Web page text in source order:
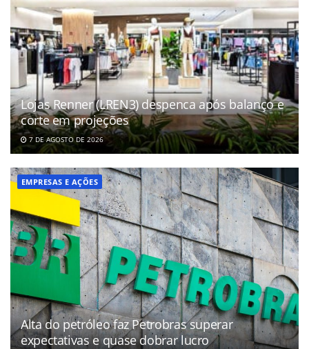
Lojas Renner (LREN3) despenca após balanço e
corte em projeções
7 DE AGOSTO DE 2026
EMPRESAS E AÇÕES
Alta do petróleo faz Petrobras superar
expectativas e quase dobrar lucro